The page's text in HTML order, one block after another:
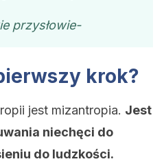
przysłowie-
krok?
jest mizantropia. Jest
niechęci do
do ludzkości.